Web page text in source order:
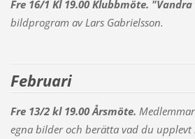
Fre 16/1 Kl 19.00 Klubbmöte.
bildprogram av Lars Gabrielsson.
Februari
Fre 13/2 kl 19.00 Årsmöte.
egna bilder och berätta vad du